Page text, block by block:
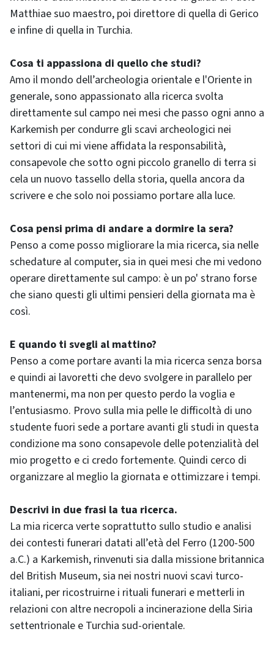
Matthiae suo maestro, poi direttore di quella di Gerico
e infine di quella in Turchia.
Cosa ti appassiona di quello che studi?
Amo il mondo dell’archeologia orientale e l'Oriente in
generale, sono appassionato alla ricerca svolta
direttamente sul campo nei mesi che passo ogni anno a
Karkemish per condurre gli scavi archeologici nei
settori di cui mi viene affidata la responsabilità,
consapevole che sotto ogni piccolo granello di terra si
cela un nuovo tassello della storia, quella ancora da
scrivere e che solo noi possiamo portare alla luce.
Cosa pensi prima di andare a dormire la sera?
Penso a come posso migliorare la mia ricerca, sia nelle
schedature al computer, sia in quei mesi che mi vedono
operare direttamente sul campo: è un po' strano forse
che siano questi gli ultimi pensieri della giornata ma è
così.
E quando ti svegli al mattino?
Penso a come portare avanti la mia ricerca senza borsa
e quindi ai lavoretti che devo svolgere in parallelo per
mantenermi, ma non per questo perdo la voglia e
l’entusiasmo. Provo sulla mia pelle le difficoltà di uno
studente fuori sede a portare avanti gli studi in questa
condizione ma sono consapevole delle potenzialità del
mio progetto e ci credo fortemente. Quindi cerco di
organizzare al meglio la giornata e ottimizzare i tempi.
Descrivi in due frasi la tua ricerca.
La mia ricerca verte soprattutto sullo studio e analisi
dei contesti funerari datati all’età del Ferro (1200-500
a.C.) a Karkemish, rinvenuti sia dalla missione britannica
del British Museum, sia nei nostri nuovi scavi turco-
italiani, per ricostruirne i rituali funerari e metterli in
relazioni con altre necropoli a incinerazione della Siria
settentrionale e Turchia sud-orientale.